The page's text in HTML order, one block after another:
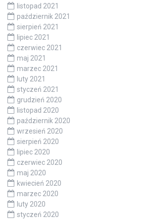
listopad 2021
październik 2021
sierpień 2021
lipiec 2021
czerwiec 2021
maj 2021
marzec 2021
luty 2021
styczeń 2021
grudzień 2020
listopad 2020
październik 2020
wrzesień 2020
sierpień 2020
lipiec 2020
czerwiec 2020
maj 2020
kwiecień 2020
marzec 2020
luty 2020
styczeń 2020